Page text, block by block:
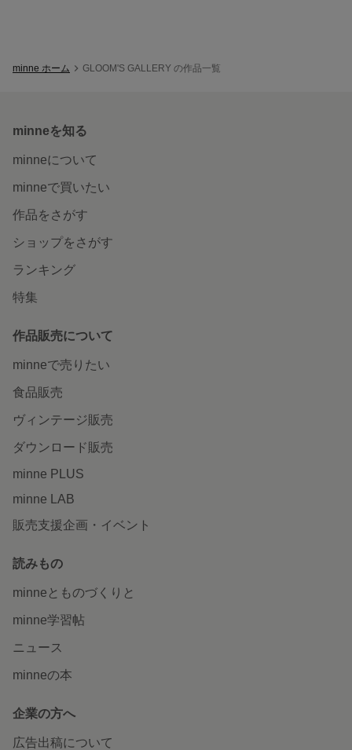
minne ホーム GLOOM'S GALLERY の作品一覧
minneを知る
minneについて
minneで買いたい
作品をさがす
ショップをさがす
ランキング
特集
作品販売について
minneで売りたい
食品販売
ヴィンテージ販売
ダウンロード販売
minne PLUS
minne LAB
販売支援企画・イベント
読みもの
minneとものづくりと
minne学習帖
ニュース
minneの本
企業の方へ
広告出稿について